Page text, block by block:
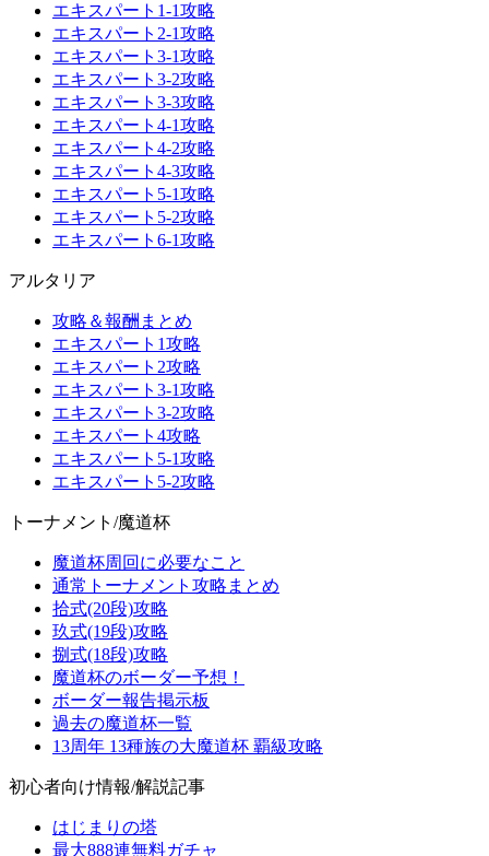
エキスパート1-1攻略
エキスパート2-1攻略
エキスパート3-1攻略
エキスパート3-2攻略
エキスパート3-3攻略
エキスパート4-1攻略
エキスパート4-2攻略
エキスパート4-3攻略
エキスパート5-1攻略
エキスパート5-2攻略
エキスパート6-1攻略
アルタリア
攻略＆報酬まとめ
エキスパート1攻略
エキスパート2攻略
エキスパート3-1攻略
エキスパート3-2攻略
エキスパート4攻略
エキスパート5-1攻略
エキスパート5-2攻略
トーナメント/魔道杯
魔道杯周回に必要なこと
通常トーナメント攻略まとめ
拾式(20段)攻略
玖式(19段)攻略
捌式(18段)攻略
魔道杯のボーダー予想！
ボーダー報告掲示板
過去の魔道杯一覧
13周年 13種族の大魔道杯 覇級攻略
初心者向け情報/解説記事
はじまりの塔
最大888連無料ガチャ